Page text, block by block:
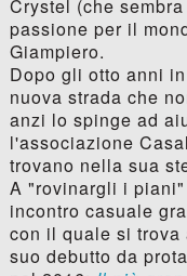
Crystel (che
passione per il
Giampiero.
Dopo gli otto anni
nuova strada che
anzi lo spinge ad
l'associazione
trovano nella sua
A "rovinargli i
incontro casuale
con il quale si
suo debutto da